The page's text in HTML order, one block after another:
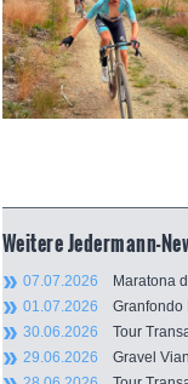
Weitere Jedermann-
07.07.2026 Maratona
01.07.2026 Granfondo
30.06.2026 Tour
29.06.2026 Gravel